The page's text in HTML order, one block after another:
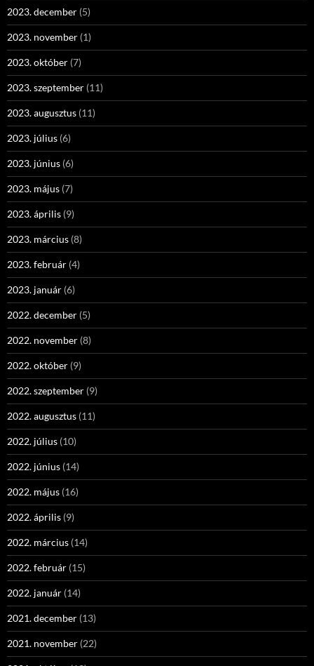
2023. december (5)
2023. november (1)
2023. október (7)
2023. szeptember (11)
2023. augusztus (11)
2023. július (6)
2023. június (6)
2023. május (7)
2023. április (9)
2023. március (8)
2023. február (4)
2023. január (6)
2022. december (5)
2022. november (8)
2022. október (9)
2022. szeptember (9)
2022. augusztus (11)
2022. július (10)
2022. június (14)
2022. május (16)
2022. április (9)
2022. március (14)
2022. február (15)
2022. január (14)
2021. december (13)
2021. november (22)